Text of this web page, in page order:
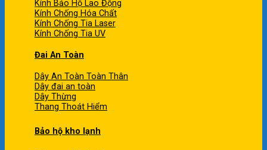
Kính Bảo Hộ Lao Động
Kính Chống Hóa Chất
Kính Chống Tia Laser
Kính Chống Tia UV
Đai An Toàn
Dây An Toàn Toàn Thân
Dây đai an toàn
Dây Thừng
Thang Thoát Hiểm
Bảo hộ kho lạnh